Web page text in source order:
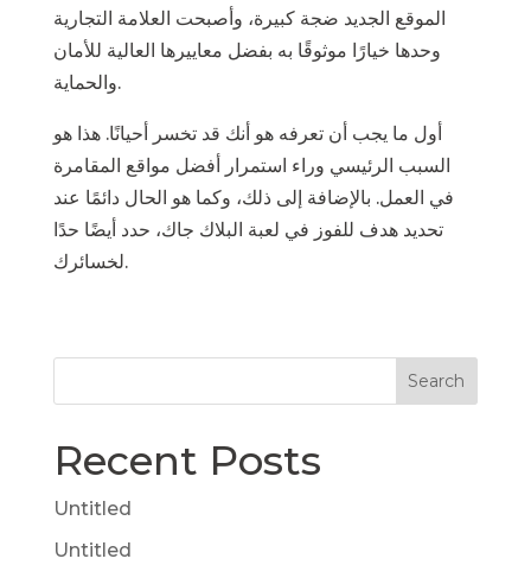
الموقع الجديد ضجة كبيرة، وأصبحت العلامة التجارية
وحدها خيارًا موثوقًا به بفضل معاييرها العالية للأمان
والحماية.
أول ما يجب أن تعرفه هو أنك قد تخسر أحيانًا. هذا هو
السبب الرئيسي وراء استمرار أفضل مواقع المقامرة
في العمل. بالإضافة إلى ذلك، وكما هو الحال دائمًا عند
تحديد هدف للفوز في لعبة البلاك جاك، حدد أيضًا حدًا
لخسائرك.
Search
Recent Posts
Untitled
Untitled